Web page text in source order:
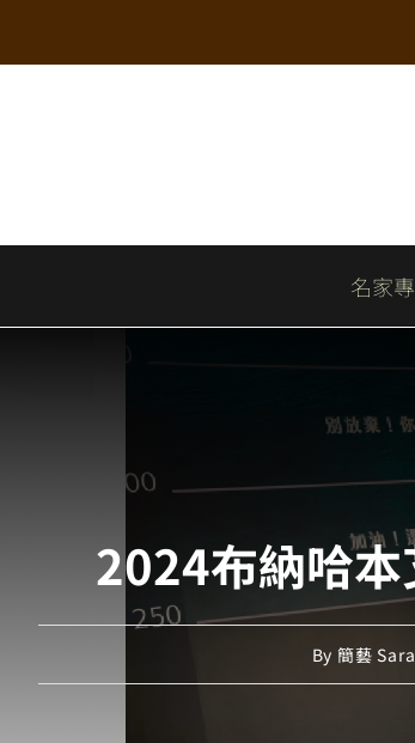
to
名家
2024布納哈
By 簡藝